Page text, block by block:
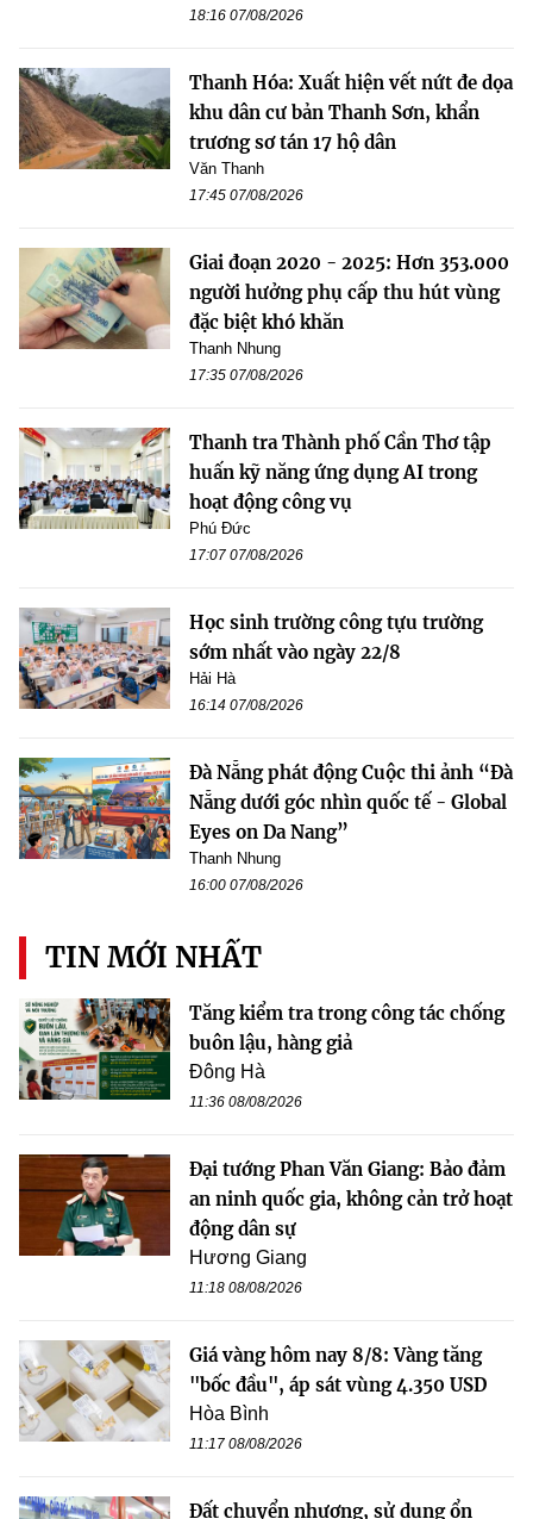
18:16 07/08/2026
Thanh Hóa: Xuất hiện vết nứt đe dọa
khu dân cư bản Thanh Sơn, khẩn
trương sơ tán 17 hộ dân
Văn Thanh
17:45 07/08/2026
Giai đoạn 2020 - 2025: Hơn 353.000
người hưởng phụ cấp thu hút vùng
đặc biệt khó khăn
Thanh Nhung
17:35 07/08/2026
Thanh tra Thành phố Cần Thơ tập
huấn kỹ năng ứng dụng AI trong
hoạt động công vụ
Phú Đức
17:07 07/08/2026
Học sinh trường công tựu trường
sớm nhất vào ngày 22/8
Hải Hà
16:14 07/08/2026
Đà Nẵng phát động Cuộc thi ảnh “Đà
Nẵng dưới góc nhìn quốc tế - Global
Eyes on Da Nang”
Thanh Nhung
16:00 07/08/2026
TIN MỚI NHẤT
Tăng kiểm tra trong công tác chống
buôn lậu, hàng giả
Đông Hà
11:36 08/08/2026
Đại tướng Phan Văn Giang: Bảo đảm
an ninh quốc gia, không cản trở hoạt
động dân sự
Hương Giang
11:18 08/08/2026
Giá vàng hôm nay 8/8: Vàng tăng
"bốc đầu", áp sát vùng 4.350 USD
Hòa Bình
11:17 08/08/2026
Đất chuyển nhượng, sử dụng ổn